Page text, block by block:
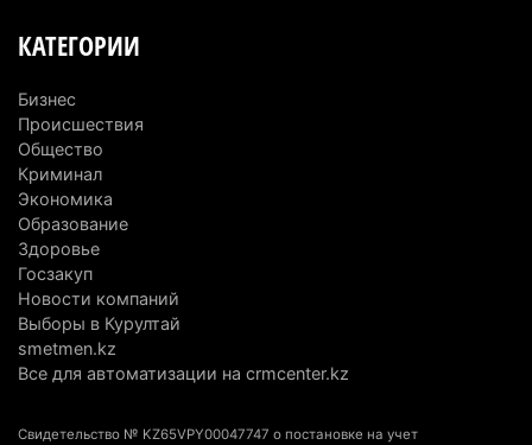
университеты в центры технологий и новых
4 августа 2026 г. 15:11
В Алматинской области назначили нового
председателя административного суда
4 августа 2026 г. 14:29
В Алматинской области второй день не могут
потушить пожар в Аксайском ущелье
4 августа 2026 г. 13:02
В Алматы приостановили лицензии 350
КАТЕГОРИИ
Бизнес
Происшествия
Общество
Криминал
Экономика
Образование
Здоровье
Госзакуп
Новости компаний
Выборы в Курултай
smetmen.kz
Все для автоматизации на crmcenter.kz
Свидетельство № KZ65VPY00047747 о постановке на учет